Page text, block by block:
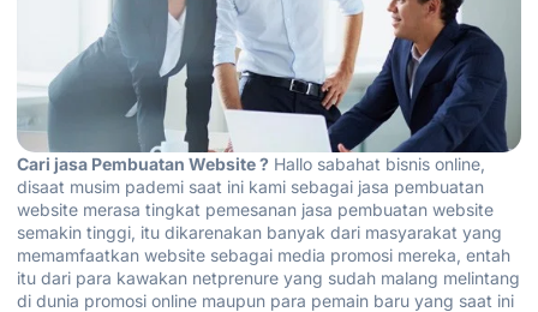
Cari jasa Pembuatan Website ? Hallo sabahat bisnis online,
disaat musim pademi saat ini kami sebagai jasa pembuatan
website merasa tingkat pemesanan jasa pembuatan website
semakin tinggi, itu dikarenakan banyak dari masyarakat yang
memamfaatkan website sebagai media promosi mereka, entah
itu dari para kawakan netprenure yang sudah malang melintang
di dunia promosi online maupun para pemain baru yang saat ini